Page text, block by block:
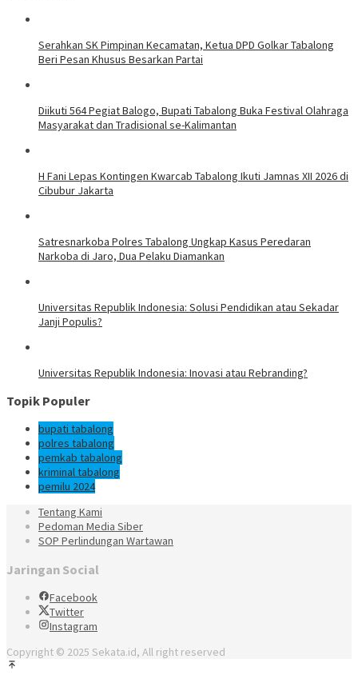
Serahkan SK Pimpinan Kecamatan, Ketua DPD Golkar Tabalong
Beri Pesan Khusus Besarkan Partai
Diikuti 564 Pegiat Balogo, Bupati Tabalong Buka Festival Olahraga
Masyarakat dan Tradisional se-Kalimantan
H Fani Lepas Kontingen Kwarcab Tabalong Ikuti Jamnas XII 2026 di
Cibubur Jakarta
Satresnarkoba Polres Tabalong Ungkap Kasus Peredaran
Narkoba di Jaro, Dua Pelaku Diamankan
Universitas Republik Indonesia: Solusi Pendidikan atau Sekadar
Janji Populis?
Universitas Republik Indonesia: Inovasi atau Rebranding?
Topik Populer
bupati tabalong
polres tabalong
pemkab tabalong
kriminal tabalong
pemilu 2024
Tentang Kami
Pedoman Media Siber
SOP Perlindungan Wartawan
Jaringan Social
Facebook
Twitter
Instagram
Copyright © 2025 Sekata.id, All right reserved